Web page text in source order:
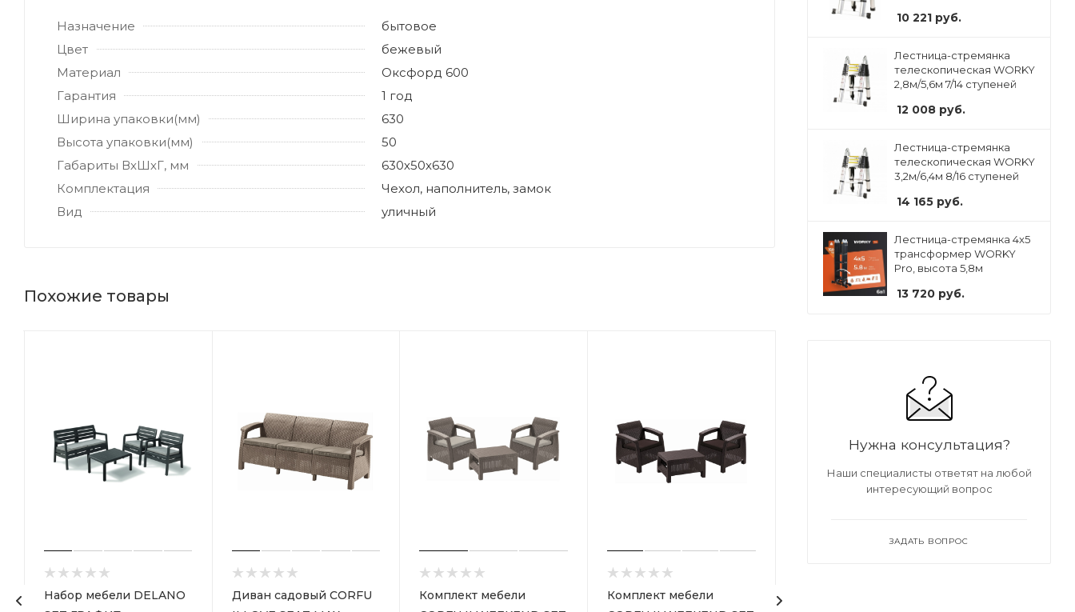
Назначение
бытовое
Цвет
бежевый
Материал
Оксфорд 600
Гарантия
1 год
Ширина упаковки(мм)
630
Высота упаковки(мм)
50
Габариты ВхШхГ, мм
630х50х630
Комплектация
Чехол, наполнитель, замок
Вид
уличный
Похожие товары
Набор мебели DELANO
Диван садовый CORFU
Комплект мебели
Комплект мебели
10 221 руб.
Лестница-стремянка
телескопическая WORKY
2,8м/5,6м 7/14 ступеней
12 008 руб.
Лестница-стремянка
телескопическая WORKY
3,2м/6,4м 8/16 ступеней
14 165 руб.
Лестница-стремянка 4x5
трансформер WORKY
Pro, высота 5,8м
13 720 руб.
Нужна консультация?
Наши специалисты ответят на любой
интересующий вопрос
ЗАДАТЬ ВОПРОС